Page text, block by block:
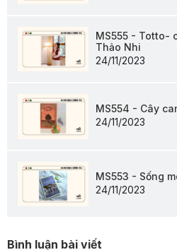
MS555 - Totto-
Thảo Nhi
24/11/2023
MS554 - Cây
24/11/2023
MS553 - Sống
24/11/2023
Bình luận bài viết